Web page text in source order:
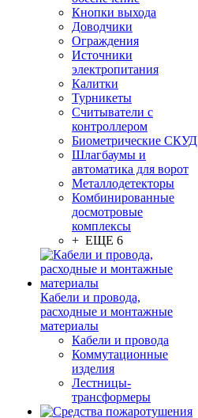
Кнопки выхода
Доводчики
Ограждения
Источники
электропитания
Калитки
Турникеты
Считыватели с
контроллером
Биометрические СКУД
Шлагбаумы и
автоматика для ворот
Металлодетекторы
Комбинированные
досмотровые
комплексы
+ ЕЩЕ 6
Кабели и провода,
расходные и монтажные
материалы
Кабели и провода
Коммутационные
изделия
Лестницы-
трансформеры